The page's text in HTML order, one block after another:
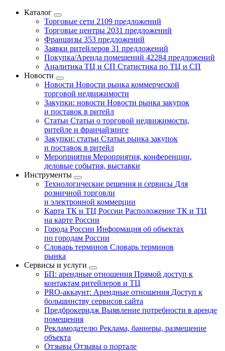
Каталог
Торговые сети 2109 предложений
Торговые центры 2031 предложений
Франшизы 353 предложений
Заявки ритейлеров 31 предложений
Покупка/Аренда помещений 42284 предложений
Аналитика ТЦ и СП Статистика по ТЦ и СП
Новости
Новости Новости рынка коммерческой
торговой недвижимости
Закупки: новости Новости рынка закупок
и поставок в ритейл
Статьи Статьи о торговой недвижимости,
ритейле и франчайзинге
Закупки: статьи Статьи рынка закупок
и поставок в ритейл
Мероприятия Мероприятия, конференции,
деловые события, выставки
Инструменты
Технологические решения и сервисы Для
розничной торговли
и электронной коммерции
Карта ТК и ТЦ России Расположение ТК и ТЦ
на карте России
Города России Информация об объектах
по городам России
Словарь терминов Словарь терминов
рынка
Сервисы и услуги
БП: арендные отношения Прямой доступ к
контактам ритейлеров и ТЦ
PRO-аккаунт: Арендные отношения Доступ к
большинству сервисов сайта
Предброкеридж Выявление потребности в аренде
помещения
Рекламодателю Реклама, баннеры, размещение
объекта
Отзывы Отзывы о портале